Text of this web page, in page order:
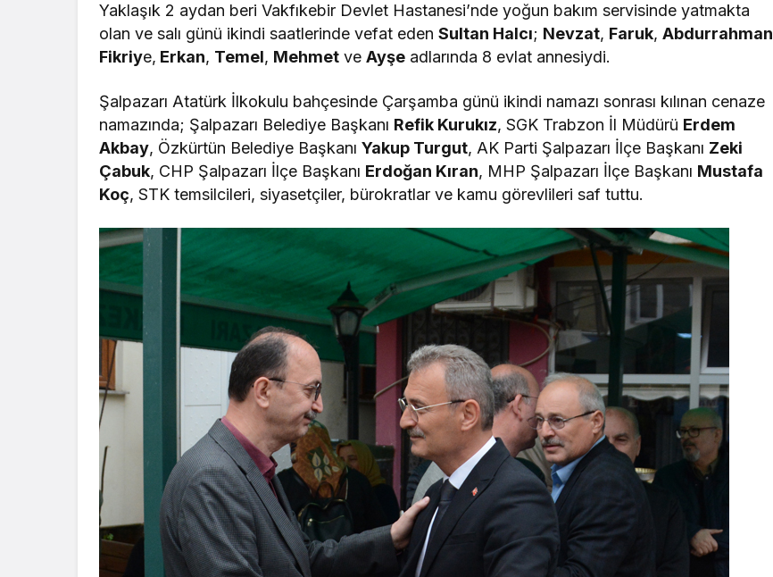
Yaklaşık 2 aydan beri Vakfıkebir Devlet Hastanesi’nde yoğun bakım servisinde yatmakta
olan ve salı günü ikindi saatlerinde vefat edenSultan Halcı; Nevzat, Faruk,Abdurrahman
Fikriye, Erkan, Temel, Mehmet veAyşe adlarında 8 evlat annesiydi.
Şalpazarı Atatürk İlkokulu bahçesinde Çarşamba günü ikindi namazı sonrası kılınan cenaze
namazında; Şalpazarı Belediye Başkanı Refik Kurukız, SGK Trabzon İl Müdürü Erdem
Akbay, Özkürtün Belediye BaşkanıYakup Turgut, AK Parti Şalpazarı İlçe Başkanı Zeki
Çabuk, CHP Şalpazarı İlçe Başkanı Erdoğan Kıran, MHP Şalpazarı İlçe Başkanı Mustafa
Koç, STK temsilcileri, siyasetçiler, bürokratlar ve kamu görevlileri saf tuttu.